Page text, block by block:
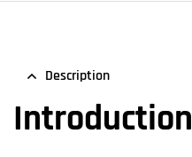
Description
Introduction